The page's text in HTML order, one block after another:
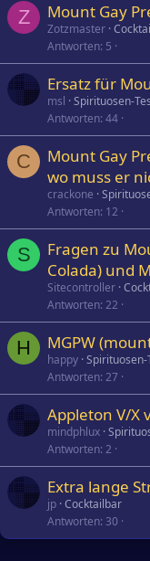
Z Mount Gay
Zotzmaster
Antworten 5
Ersatz für
msl Spirituosen-
Antworten 44
C
Mount Gay
wo muss er
crackone
Antworten 12
S
Fragen zu
Colada) und
Sitecontroller
Antworten 22
H MGPW
happy Spirituosen-
Antworten 27
Appleton V/X
mindphlux
Antworten 2
Extra lange
jp Cocktailbar
Antworten 30